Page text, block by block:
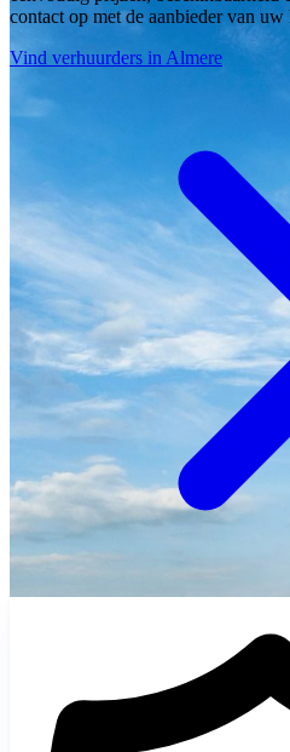
contact op met de aanbieder van uw
Vind verhuurders in Almere